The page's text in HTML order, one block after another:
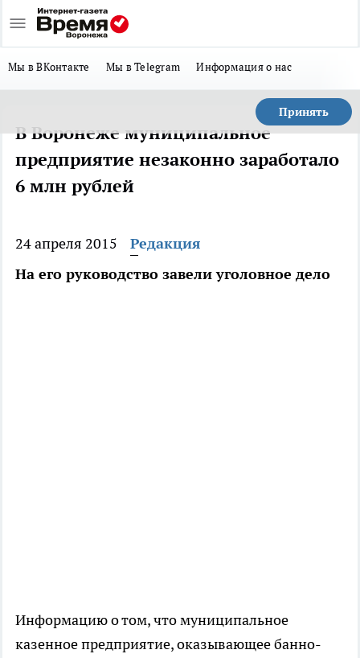
Мы в ВКонтакте Мы в Telegram Информация о нас
Принять
В Воронеже муниципальное
предприятие незаконно заработало
6 млн рублей
24 апреля 2015
Редакция
На его руководство завели уголовное дело
Информацию о том, что муниципальное
казенное предприятие, оказывающее банно-